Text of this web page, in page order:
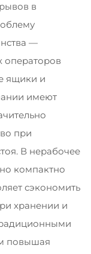
в
—
операторов
ящики и
имеют
при
В нерабочее
компактно
сэкономить
хранении и
повышая